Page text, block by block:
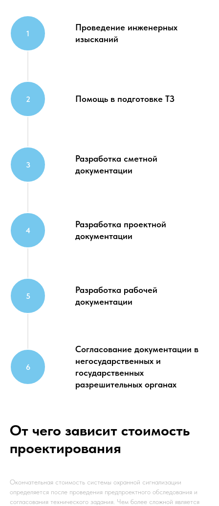
Проведение инженерных
изысканий
Помощь в подготовке ТЗ
Разработка сметной
документации
Разработка проектной
документации
Разработка рабочей
документации
Согласование документации в
негосударственных и
государственных
разрешительных органах
От чего зависит стоимость
проектирования
Окончательная стоимость системы охранной сигнализации
определяется после проведения предпроектного обследования и
согласования технического задания. Чем более сложной является